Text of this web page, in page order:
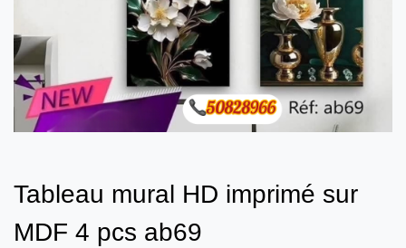
Tableau mural HD imprimé sur
MDF 4 pcs ab69